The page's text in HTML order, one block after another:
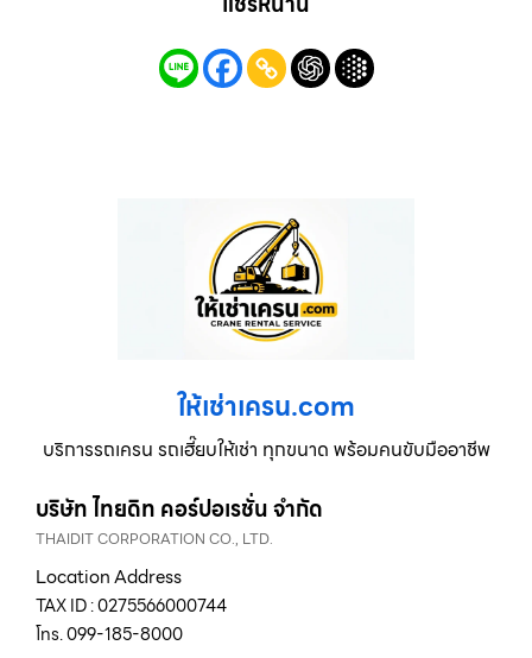
ให้เช่าเครน.com
บริการรถเครน รถเฮี๊ยบให้เช่า ทุกขนาด พร้อมคนขับมืออาชีพ
บริษัท ไทยดิท คอร์ปอเรชั่น จำกัด
THAIDIT CORPORATION CO., LTD.
Location Address
TAX ID : 0275566000744
โทร. 099-185-8000